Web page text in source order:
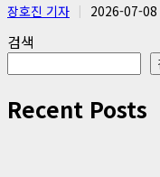
장호진 기자 2026-07-08
검색
Recent Posts